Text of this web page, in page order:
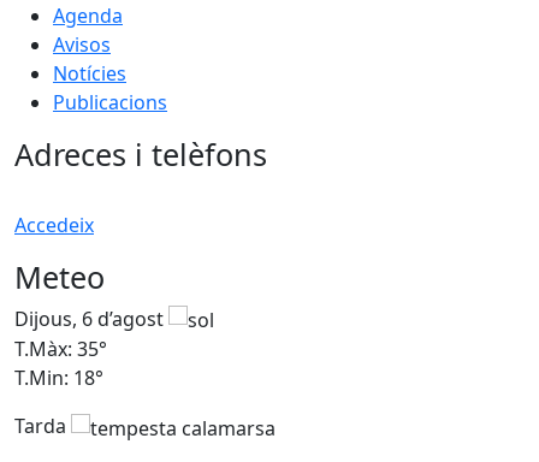
Agenda
Avisos
Notícies
Publicacions
Adreces i telèfons
Accedeix
Meteo
Dijous, 6 d’agost
T.Màx: 35°
T.Min: 18°
Tarda